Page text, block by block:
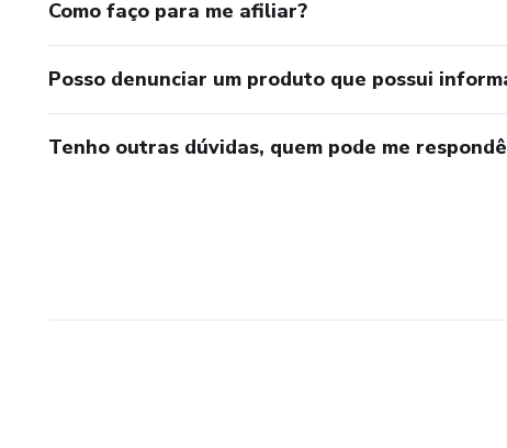
Como faço para me afiliar?
Posso denunciar um produto que possui
Tenho outras dúvidas, quem pode me